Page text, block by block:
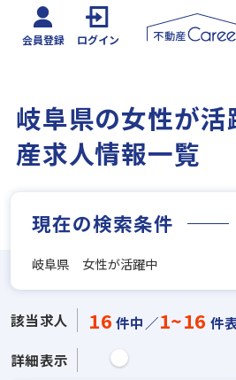
会員登録 ログイン
岐阜県の女性が
産求人情報一覧
現在の検索条件
岐阜県 女性が活躍中
該当求人 16 件中／1~16 件
詳細表示